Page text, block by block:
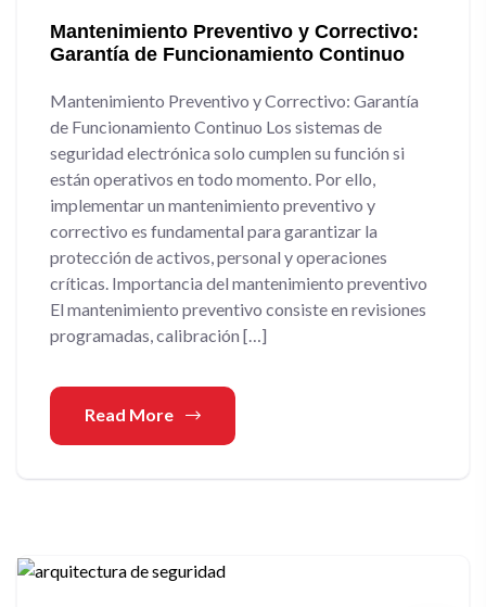
Mantenimiento Preventivo y Correctivo:
Garantía de Funcionamiento Continuo
Mantenimiento Preventivo y Correctivo: Garantía
de Funcionamiento Continuo Los sistemas de
seguridad electrónica solo cumplen su función si
están operativos en todo momento. Por ello,
implementar un mantenimiento preventivo y
correctivo es fundamental para garantizar la
protección de activos, personal y operaciones
críticas. Importancia del mantenimiento preventivo
El mantenimiento preventivo consiste en revisiones
programadas, calibración […]
Read More